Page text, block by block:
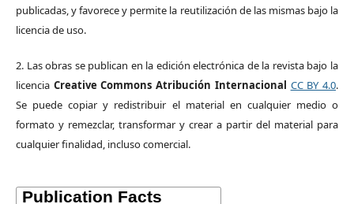
publicadas, y favorece y permite la reutilización de las mismas bajo la
licencia de uso.
2. Las obras se publican en la edición electrónica de la revista bajo la
licencia Creative Commons Atribución Internacional CC BY 4.0.
Se puede copiar y redistribuir el material en cualquier medio o
formato y remezclar, transformar y crear a partir del material para
cualquier finalidad, incluso comercial.